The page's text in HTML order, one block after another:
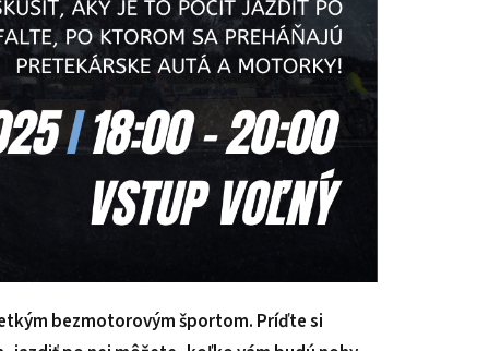
bezmotorovým športom. Príďte si